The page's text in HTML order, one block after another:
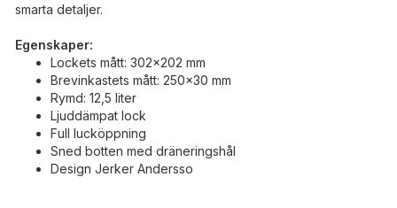
smarta detaljer.
Egenskaper:
Lockets mått: 302x202 mm
Brevinkastets mått: 250x30 mm
Rymd: 12,5 liter
Ljuddämpat lock
Full lucköppning
Sned botten med dräneringshål
Design Jerker Andersso